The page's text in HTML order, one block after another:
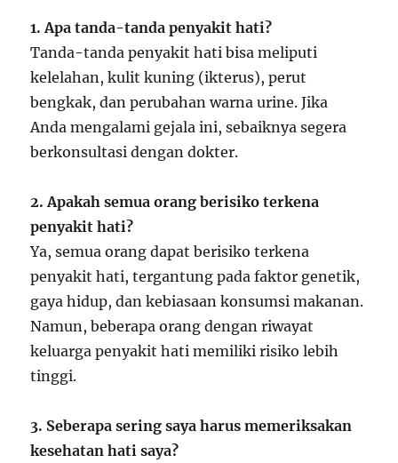
1. Apa tanda-tanda penyakit hati?
Tanda-tanda penyakit hati bisa meliputi
kelelahan, kulit kuning (ikterus), perut
bengkak, dan perubahan warna urine. Jika
Anda mengalami gejala ini, sebaiknya segera
berkonsultasi dengan dokter.
2. Apakah semua orang berisiko terkena
penyakit hati?
Ya, semua orang dapat berisiko terkena
penyakit hati, tergantung pada faktor genetik,
gaya hidup, dan kebiasaan konsumsi makanan.
Namun, beberapa orang dengan riwayat
keluarga penyakit hati memiliki risiko lebih
tinggi.
3. Seberapa sering saya harus memeriksakan
kesehatan hati saya?